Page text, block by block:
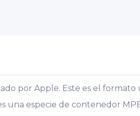
por Apple. Este es el
una especie de contenedor